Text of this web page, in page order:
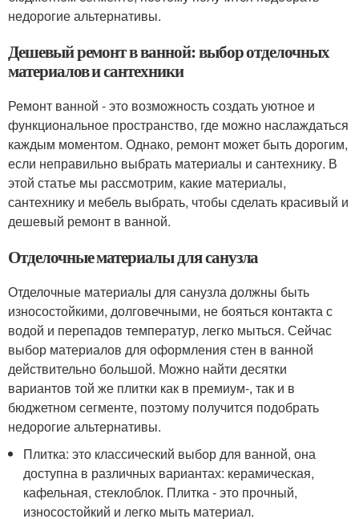
недорогие альтернативы.
Дешевый ремонт в ванной: выбор отделочных
материалов и сантехники
Ремонт ванной - это возможность создать уютное и
функциональное пространство, где можно наслаждаться
каждым моментом. Однако, ремонт может быть дорогим,
если неправильно выбрать материалы и сантехнику. В
этой статье мы рассмотрим, какие материалы,
сантехнику и мебель выбрать, чтобы сделать красивый и
дешевый ремонт в ванной.
Отделочные материалы для санузла
Отделочные материалы для санузла должны быть
износостойкими, долговечными, не бояться контакта с
водой и перепадов температур, легко мыться. Сейчас
выбор материалов для оформления стен в ванной
действительно большой. Можно найти десятки
вариантов той же плитки как в премиум-, так и в
бюджетном сегменте, поэтому получится подобрать
недорогие альтернативы.
Плитка: это классический выбор для ванной, она
доступна в различных вариантах: керамическая,
кафельная, стеклоблок. Плитка - это прочный,
износостойкий и легко мыть материал.